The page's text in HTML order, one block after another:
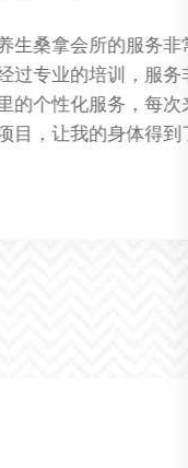
每次来都能让我
非常专业，每一
点，让我感到非
常优雅，让人一